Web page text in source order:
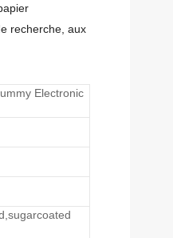
recherche, aux
Electronic